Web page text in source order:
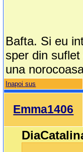
Bafta. Si eu
sper din
una
Inapoi sus
Emma1406